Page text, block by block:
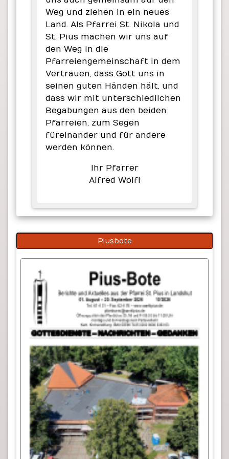
Weg und ziehen in ein neues
Land. Als Pfarrei St. Nikola und
St. Pius machen wir uns auf
den Weg in die
Pfarreiengemeinschaft in dem
Vertrauen, dass Gott uns in
seinen guten Händen hält, und
dass wir mit unterschiedlichen
Begabungen aus den beiden
Pfarreien, zum Segen
füreinander und für andere
werden können.
Ihr Pfarrer
Alfred Wölfl
Piusbote